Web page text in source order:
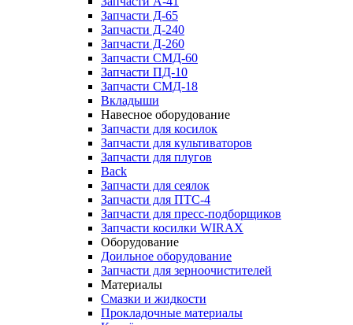
Запчасти Д-65
Запчасти Д-240
Запчасти Д-260
Запчасти СМД-60
Запчасти ПД-10
Запчасти СМД-18
Вкладыши
Навесное оборудование
Запчасти для косилок
Запчасти для культиваторов
Запчасти для плугов
Back
Запчасти для сеялок
Запчасти для ПТС-4
Запчасти для пресс-подборщиков
Запчасти косилки WIRAX
Оборудование
Доильное оборудование
Запчасти для зерноочистителей
Материалы
Смазки и жидкости
Прокладочные материалы